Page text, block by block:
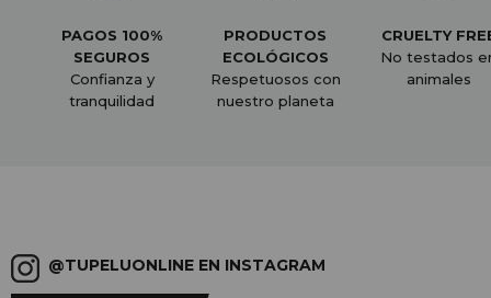
PAGOS 100%
SEGUROS
Confianza y
tranquilidad
PRODUCTOS
ECOLÓGICOS
Respetuosos con
nuestro planeta
CRUELTY
No testados
animales
@TUPELUONLINE EN INSTAGRAM